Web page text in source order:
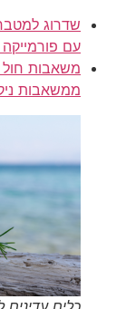
שדרוג
עם
משאבות
ממשאבות